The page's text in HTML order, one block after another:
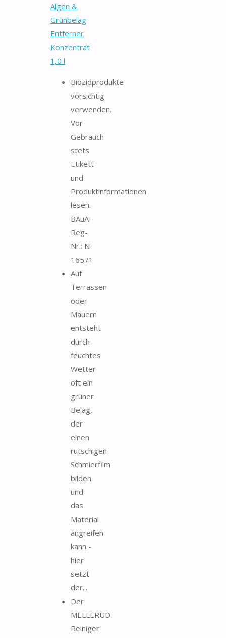
Algen &
Grünbelag
Entferner
Konzentrat
1,0 l
Biozidprodukte
vorsichtig
verwenden.
Vor
Gebrauch
stets
Etikett
und
Produktinformationen
lesen.
BAuA-
Reg-
Nr.: N-
16571
Auf
Terrassen
oder
Mauern
entsteht
durch
feuchtes
Wetter
oft ein
grüner
Belag,
der
einen
rutschigen
Schmierfilm
bilden
und
das
Material
angreifen
kann -
hier
setzt
der...
Der
MELLERUD
Reiniger